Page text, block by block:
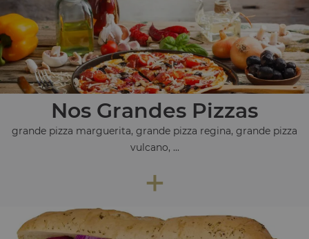
Nos Grandes Pizzas
grande pizza marguerita, grande pizza regina, grande pizza
vulcano, ...
+